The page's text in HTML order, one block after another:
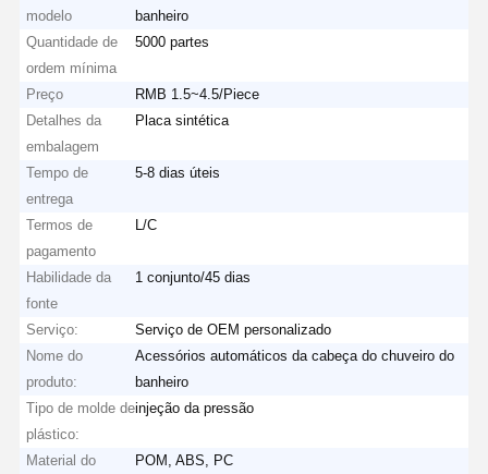
modelo
banheiro
Quantidade de
ordem mínima
5000 partes
Preço
RMB 1.5~4.5/Piece
Detalhes da
embalagem
Placa sintética
Tempo de
entrega
5-8 dias úteis
Termos de
pagamento
L/C
Habilidade da
fonte
1 conjunto/45 dias
Serviço:
Serviço de OEM personalizado
Nome do
produto:
Acessórios automáticos da cabeça do chuveiro do
banheiro
Tipo de molde de
plástico:
injeção da pressão
Material do
POM, ABS, PC